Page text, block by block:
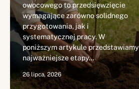
owocowego to przedsięwzięcie
wymagające zarówno solidnego
przygotowania, jak i
systematycznej pracy. W
poniższym artykule przedstawiamy
najważniejsze etapy…
26 lipca, 2026